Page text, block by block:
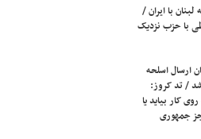
با ایران /
با حزب نزدیک
ارسال اسلحه
/ تد کروز:
کار بیاید یا
جمهوری